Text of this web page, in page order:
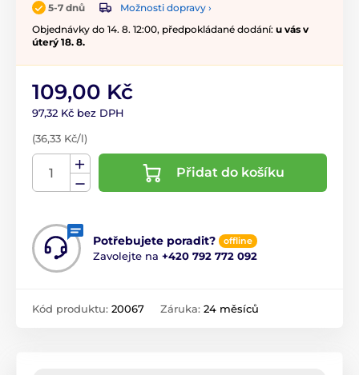
5-7 dnů
Možnosti dopravy ›
Objednávky do 14. 8. 12:00, předpokládané dodání: u vás v
úterý 18. 8.
109,00 Kč
97,32 Kč bez DPH
(36,33 Kč/l)
Přidat do košíku
Potřebujete poradit? offline
Zavolejte na +420 792 772 092
Kód produktu: 20067 Záruka: 24 měsíců